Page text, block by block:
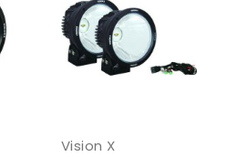
Vision X